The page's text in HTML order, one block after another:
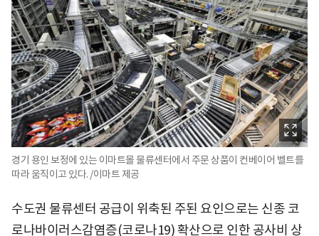
경기 용인 보정에 있는 이마트몰 물류센터에서 주문 상품이 컨베이어 벨트를
따라 움직이고 있다. /이마트 제공
수도권 물류센터 공급이 위축된 주된 요인으로는 신종 코
로나바이러스감염증(코로나19) 확산으로 인한 공사비 상